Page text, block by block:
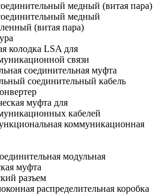
медный (витая пара)
медный
(витая пара)
колодка LSA для
связи
соединительная муфта
соединительный кабель
муфта для
кабелей
коммуникационная
модульная
муфта
разъем
распределительная коробка